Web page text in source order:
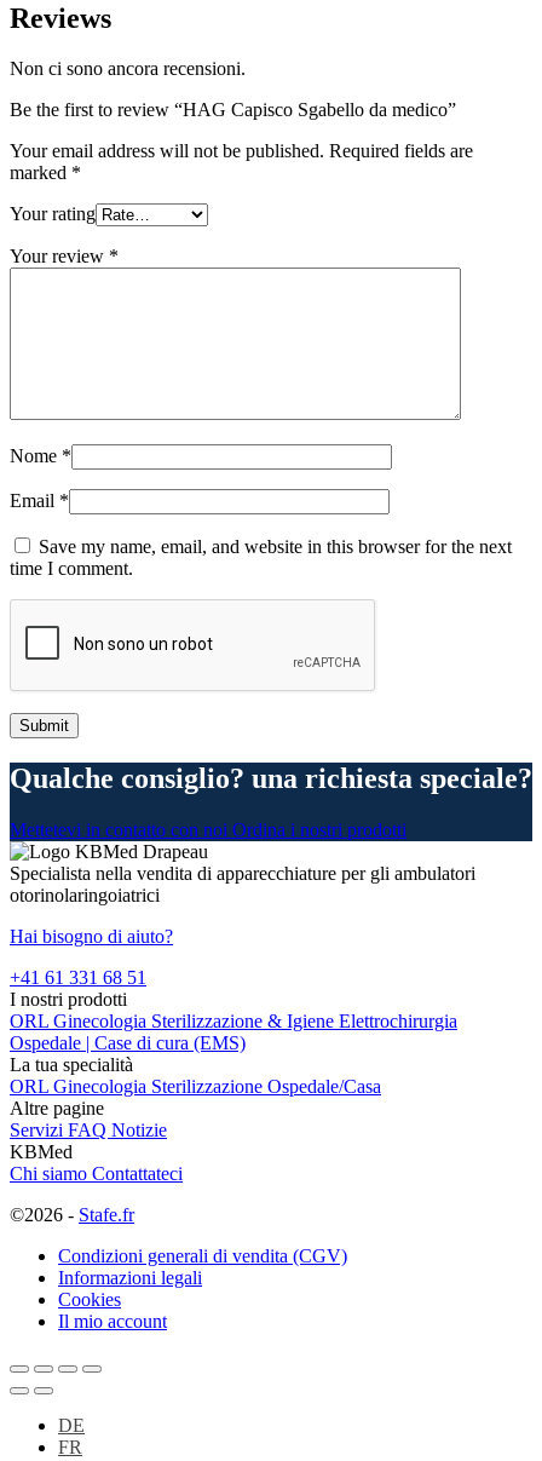
Reviews
Non ci sono ancora recensioni.
Be the first to review “HAG Capisco Sgabello da medico”
Your email address will not be published. Required fields are
marked *
Your rating
Your review *
Nome *
Email *
Save my name, email, and website in this browser for the next
time I comment.
Qualche consiglio? una richiesta speciale?
Mettetevi in contatto con noi Ordina i nostri prodotti
Specialista nella vendita di apparecchiature per gli ambulatori
otorinolaringoiatrici
Hai bisogno di aiuto?
+41 61 331 68 51
I nostri prodotti
ORL Ginecologia Sterilizzazione & Igiene Elettrochirurgia
Ospedale | Case di cura (EMS)
La tua specialità
ORL Ginecologia Sterilizzazione Ospedale/Casa
Altre pagine
Servizi FAQ Notizie
KBMed
Chi siamo Contattateci
©2026 - Stafe.fr
Condizioni generali di vendita (CGV)
Informazioni legali
Cookies
Il mio account
DE
FR